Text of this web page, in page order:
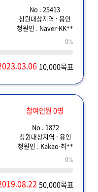
No : 25413
청원대상지역 : 용인
청원인 : Naver-KK**
0%
10,000목표
참여인원 0명
No : 1872
청원대상지역 : 용인
청원인 : Kakao-최**
0%
50,000목표